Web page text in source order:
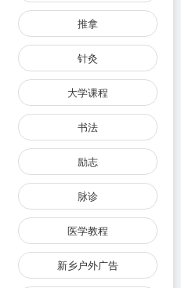
推拿
针灸
大学课程
书法
励志
脉诊
医学教程
新乡户外广告